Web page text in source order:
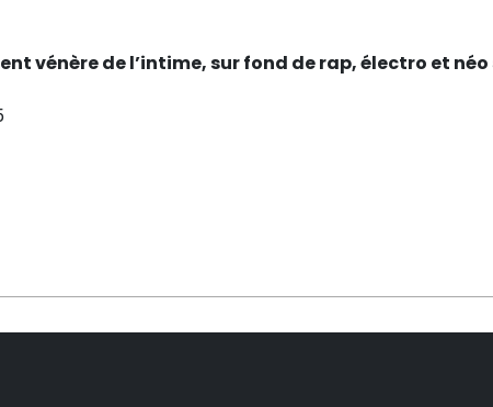
vénère de l’intime, sur fond de rap, électro et néo